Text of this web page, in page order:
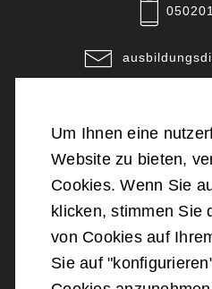
2026
Um Ihnen eine
Website zu bieten,
Cookies. Wenn Sie
klicken, stimmen Sie
von Cookies auf
Sie auf